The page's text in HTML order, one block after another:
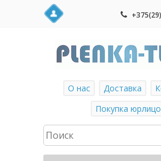
О нас Доставка
Покупка